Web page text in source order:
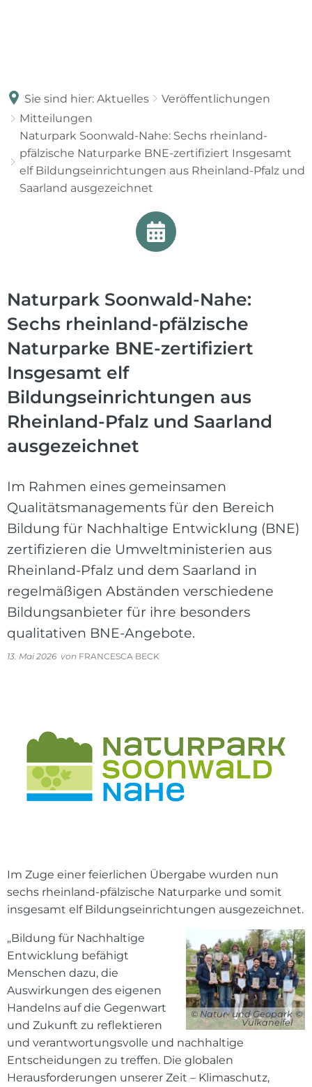
Sie sind hier: Aktuelles
Veröffentlichungen
Mitteilungen
Naturpark Soonwald-Nahe: Sechs rheinland-
pfälzische Naturparke BNE-zertifiziert Insgesamt
elf Bildungseinrichtungen aus Rheinland-Pfalz und
Saarland ausgezeichnet
Naturpark Soonwald-Nahe:
Sechs rheinland-pfälzische
Naturparke BNE-zertifiziert
Insgesamt elf
Bildungseinrichtungen aus
Rheinland-Pfalz und Saarland
ausgezeichnet
Im Rahmen eines gemeinsamen
Qualitätsmanagements für den Bereich
Bildung für Nachhaltige Entwicklung (BNE)
zertifizieren die Umweltministerien aus
Rheinland-Pfalz und dem Saarland in
regelmäßigen Abständen verschiedene
Bildungsanbieter für ihre besonders
qualitativen BNE-Angebote.
13. Mai 2026 von FRANCESCA BECK
Im Zuge einer feierlichen Übergabe wurden nun
sechs rheinland-pfälzische Naturparke und somit
insgesamt elf Bildungseinrichtungen ausgezeichnet.
© Natur- und Geopark
Vulkaneifel
„Bildung für Nachhaltige
Entwicklung befähigt
Menschen dazu, die
Auswirkungen des eigenen
Handelns auf die Gegenwart
und Zukunft zu reflektieren
und verantwortungsvolle und nachhaltige
Entscheidungen zu treffen. Die globalen
Herausforderungen unserer Zeit – Klimaschutz,